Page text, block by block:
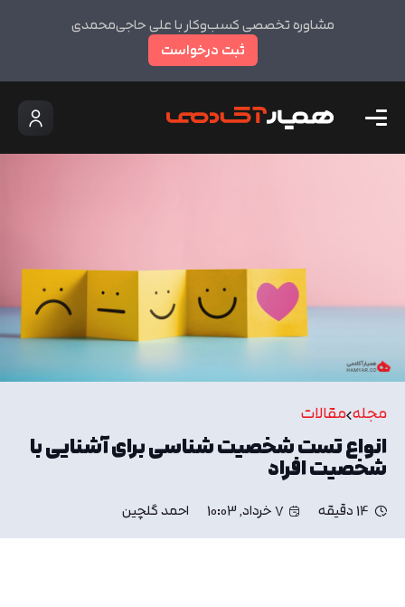
مشاوره تخصصی کسب‌وکار با علی حاجی‌محمدی
ثبت درخواست
مجله مقالات
انواع تست شخصیت شناسی برای آشنایی با
شخصیت افراد
14 دقیقه 7 خرداد, 10:03 احمد گلچین